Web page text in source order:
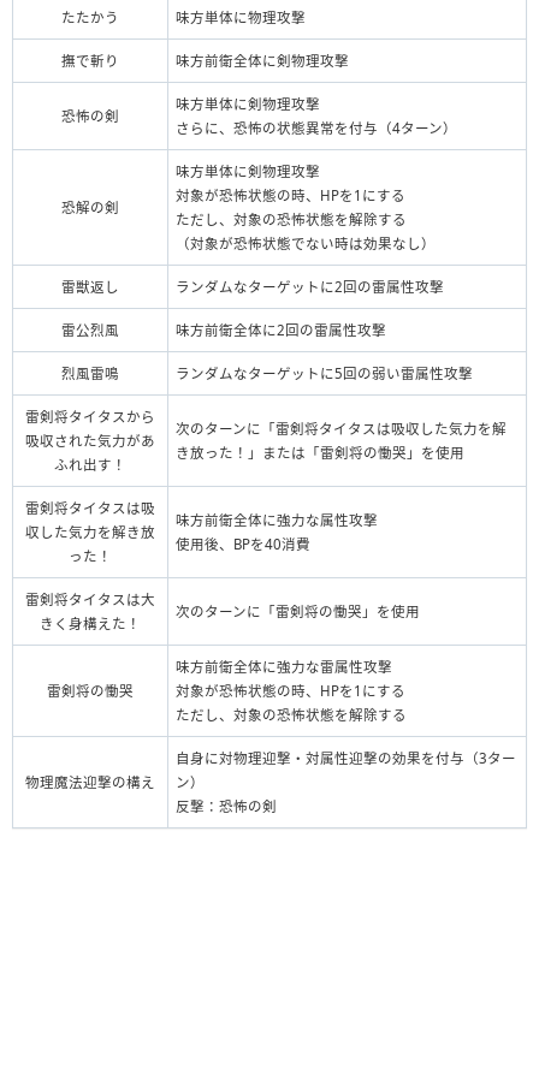
たたかう 味方単体に物理攻撃
撫で斬り 味方前衛全体に剣物理攻撃
恐怖の剣
味方単体に剣物理攻撃
さらに、恐怖の状態異常を付与（4ターン）
恐解の剣
味方単体に剣物理攻撃
対象が恐怖状態の時、HPを1にする
ただし、対象の恐怖状態を解除する
（対象が恐怖状態でない時は効果なし）
雷獣返し ランダムなターゲットに2回の雷属性攻撃
雷公烈風 味方前衛全体に2回の雷属性攻撃
烈風雷鳴 ランダムなターゲットに5回の弱い雷属性攻撃
雷剣将タイタスから
吸収された気力があ
ふれ出す！
次のターンに「雷剣将タイタスは吸収した気力を解
き放った！」または「雷剣将の慟哭」を使用
雷剣将タイタスは吸
収した気力を解き放
った！
味方前衛全体に強力な属性攻撃
使用後、BPを40消費
雷剣将タイタスは大
きく身構えた！
次のターンに「雷剣将の慟哭」を使用
雷剣将の慟哭
味方前衛全体に強力な雷属性攻撃
対象が恐怖状態の時、HPを1にする
ただし、対象の恐怖状態を解除する
物理魔法迎撃の構え
自身に対物理迎撃・対属性迎撃の効果を付与（3ター
ン）
反撃：恐怖の剣